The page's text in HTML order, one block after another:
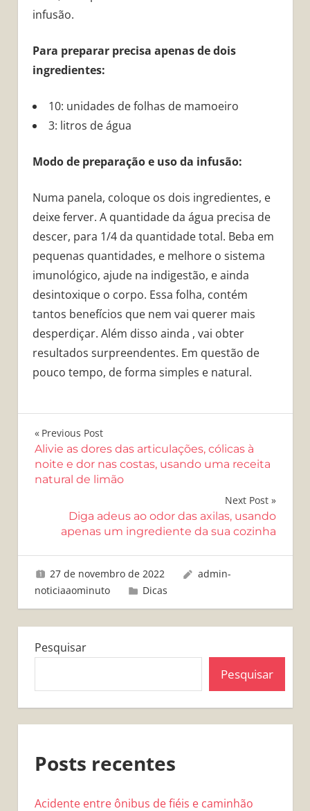
infusão.
Para preparar precisa apenas de dois
ingredientes:
10: unidades de folhas de mamoeiro
3: litros de água
Modo de preparação e uso da infusão:
Numa panela, coloque os dois ingredientes, e
deixe ferver. A quantidade da água precisa de
descer, para 1/4 da quantidade total. Beba em
pequenas quantidades, e melhore o sistema
imunológico, ajude na indigestão, e ainda
desintoxique o corpo. Essa folha, contém
tantos benefícios que nem vai querer mais
desperdiçar. Além disso ainda , vai obter
resultados surpreendentes. Em questão de
pouco tempo, de forma simples e natural.
Navegação
de
Post
Previous Post
Alivie as dores das articulações, cólicas à
noite e dor nas costas, usando uma receita
natural de limão
Next Post
Diga adeus ao odor das axilas, usando
apenas um ingrediente da sua cozinha
27 de novembro de 2022
admin-
noticiaaominuto
Dicas
Pesquisar
Pesquisar
Posts recentes
Acidente entre ônibus de fiéis e caminhão